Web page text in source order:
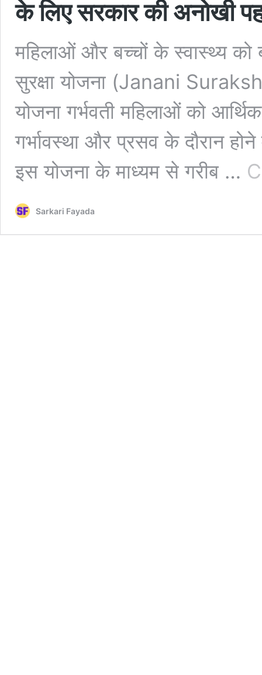
के लिए सरकार की अनोखी
महिलाओं और बच्चों के स्वास्थ्य को
सुरक्षा योजना (Janani
योजना गर्भवती महिलाओं को
गर्भावस्था और प्रसव के दौरान
इस योजना के माध्यम से गरीब …
Sarkari Fayada